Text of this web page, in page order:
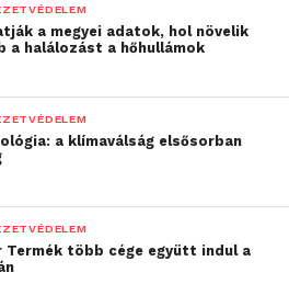
a megyei adatok, hol növelik
a halálozást a hőhullámok
a klímaválság elsősorban
Termék több cége együtt indul a